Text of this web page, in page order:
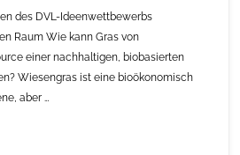
des DVL-Ideenwettbewerbs
Raum Wie kann Gras von
einer nachhaltigen, biobasierten
Wiesengras ist eine bioökonomisch
aber …